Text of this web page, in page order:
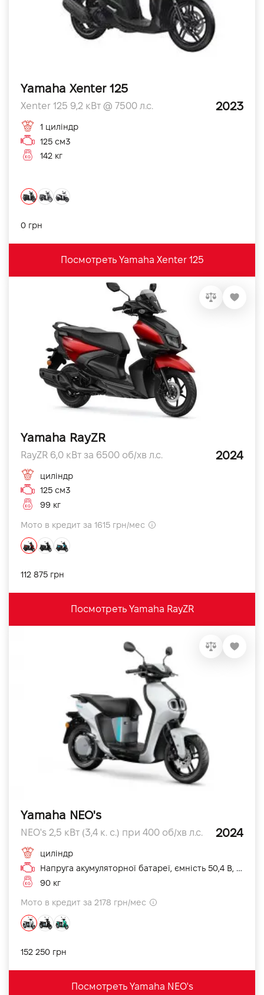
Yamaha Xenter 125
Xenter 125 9,2 кВт @ 7500 л.с. 2023
1 циліндр
125 см3
142 кг
0 грн
Посмотреть Yamaha Xenter 125
Yamaha RayZR
RayZR 6,0 кВт за 6500 об/хв л.с. 2024
циліндр
125 см3
99 кг
Мото в кредит за 1615 грн/мес
112 875 грн
Посмотреть Yamaha RayZR
Yamaha NEO's
NEO's 2,5 кВт (3,4 к. с.) при 400 об/хв л.с. 2024
циліндр
Напруга акумуляторної батареї, ємність 50,4 В, 19,2 А·год (5 год) см3
90 кг
Мото в кредит за 2178 грн/мес
152 250 грн
Посмотреть Yamaha NEO's